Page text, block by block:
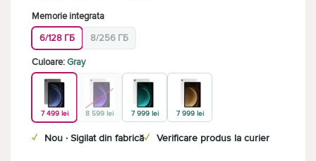
Memorie integrata
6/128 ГБ
8/256 ГБ
Culoare:Gray
7 499 lei 8 599 lei 7 999 lei 7 999 lei
✓ Nou · Sigilat din fabrică✓ Verificare produs la curier